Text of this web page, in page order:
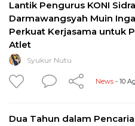
Lantik Pengurus KONI
Darmawangsyah Muin
Perkuat Kerjasama untuk
Atlet
Syukur Nutu
News - 10
Dua Tahun dalam